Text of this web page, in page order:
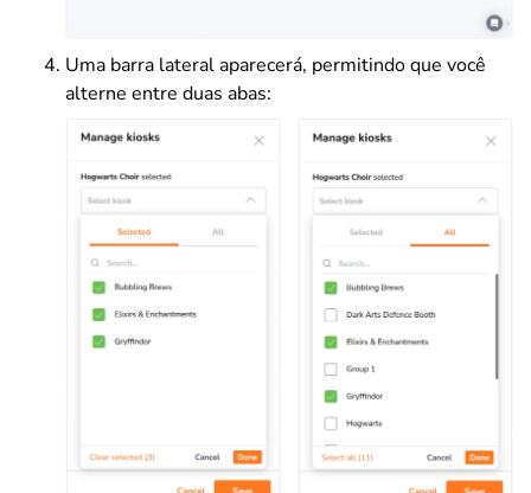
Uma barra lateral aparecerá, permitindo que você
alterne entre duas abas: